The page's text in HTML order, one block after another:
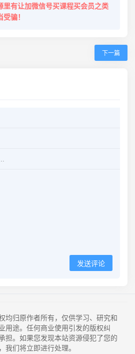
里有让加微信号买课程买会员之类
骗！
下一篇
发送评论
均归原作者所有，仅供学习、研究和
用途。任何商业使用引发的版权纠
担。如果您发现本站资源侵犯了您的
们将立即进行处理。